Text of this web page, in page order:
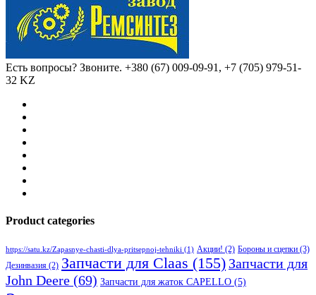
Есть вопросы? Звоните. +380 (67) 009-09-91, +7 (705) 979-51-
32 KZ
Product categories
https://satu.kz/Zapasnye-chasti-dlya-pritsepnoj-tehniki (1) Акции! (2) Бороны и сцепки (3)
Дезинвазия (2) Запчасти для Claas (155) Запчасти для
John Deere (69) Запчасти для жаток CAPELLO (5)